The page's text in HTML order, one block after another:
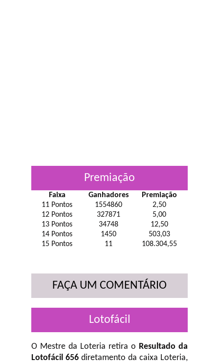
Premiação
Faixa Ganhadores
Premiação
11 Pontos
1554860
2,50
12 Pontos
327871
5,00
13 Pontos
34748
12,50
14 Pontos
1450
503,03
15 Pontos
11 108.304,55
FAÇA UM COMENTÁRIO
Lotofácil
O Mestre da Loteria retira o Resultado da
Lotofácil 656 diretamento da caixa Loteria,